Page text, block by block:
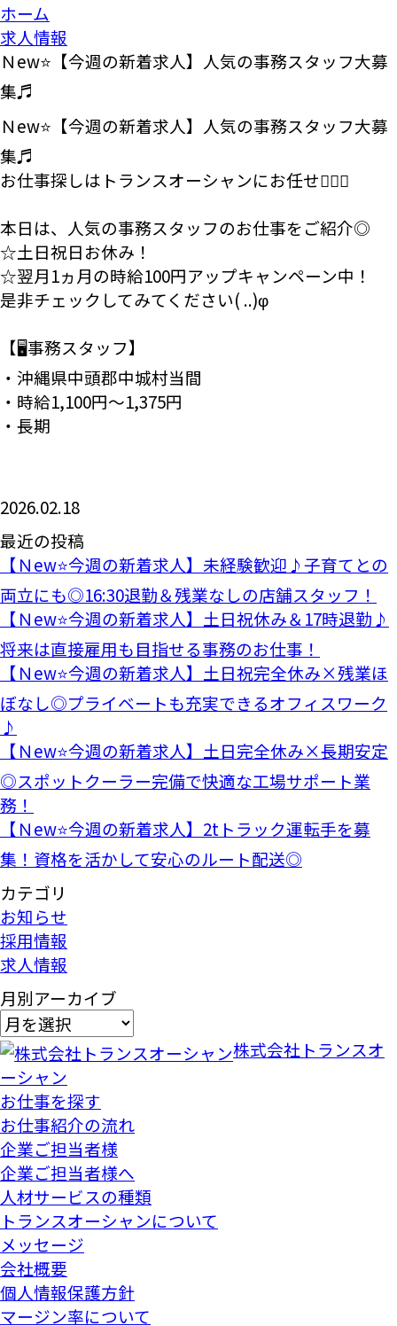
ホーム
求人情報
Ｎew⭐【今週の新着求人】人気の事務スタッフ大募
集♬
Ｎew⭐【今週の新着求人】人気の事務スタッフ大募
集♬
お仕事探しはトランスオーシャンにお任せ💁🏻‍♀️
本日は、人気の事務スタッフのお仕事をご紹介◎
☆土日祝日お休み！
☆翌月1ヵ月の時給100円アップキャンペーン中！
是非チェックしてみてください( ..)φ
【🖥️事務スタッフ】
・沖縄県中頭郡中城村当間
・時給1,100円～1,375円
・長期
2026.02.18
最近の投稿
【Ｎew⭐今週の新着求人】未経験歓迎♪子育てとの
両立にも◎16:30退勤＆残業なしの店舗スタッフ！
【Ｎew⭐今週の新着求人】土日祝休み＆17時退勤♪
将来は直接雇用も目指せる事務のお仕事！
【Ｎew⭐今週の新着求人】土日祝完全休み×残業ほ
ぼなし◎プライベートも充実できるオフィスワーク
♪
【Ｎew⭐今週の新着求人】土日完全休み×長期安定
◎スポットクーラー完備で快適な工場サポート業
務！
【Ｎew⭐今週の新着求人】2tトラック運転手を募
集！資格を活かして安心のルート配送◎
カテゴリ
お知らせ
採用情報
求人情報
月別アーカイブ
株式会社トランスオ
ーシャン
お仕事を探す
お仕事紹介の流れ
企業ご担当者様
企業ご担当者様へ
人材サービスの種類
トランスオーシャンについて
メッセージ
会社概要
個人情報保護方針
マージン率について